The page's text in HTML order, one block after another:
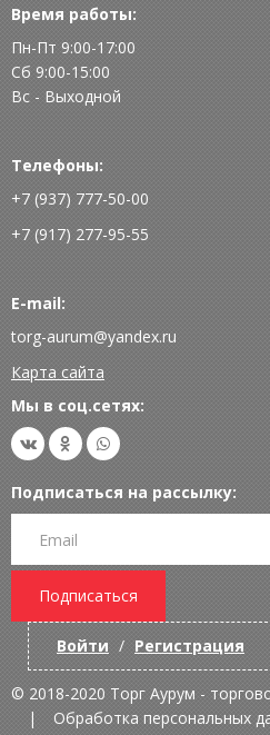
Время работы:
Пн-Пт 9:00-17:00
Сб 9:00-15:00
Вс - Выходной
Телефоны:
+7 (937) 777-50-00
+7 (917) 277-95-55
E-mail:
torg-aurum@yandex.ru
Карта сайта
Мы в соц.сетях:
Подписаться на рассылку:
Подписаться
Войти / Регистрация
© 2018-2020 Торг Аурум -
Обработка персональных